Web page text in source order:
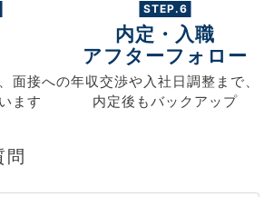
面接への
ます
STEP.6
内定・入職
アフターフォロー
年収交渉や入社日調整まで、
内定後もバックアップ
問